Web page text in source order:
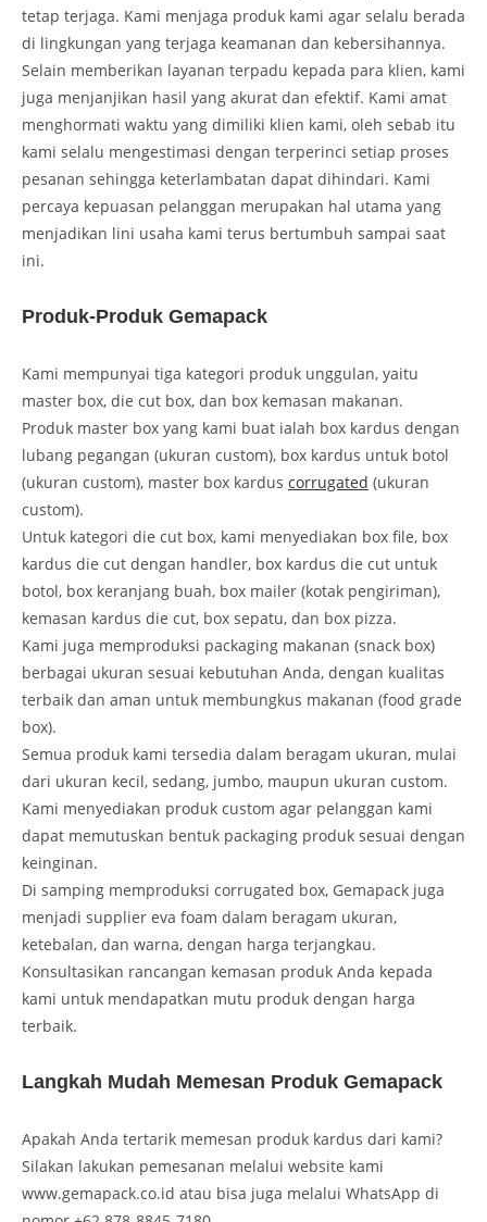
tetap terjaga. Kami menjaga produk kami agar selalu berada
di lingkungan yang terjaga keamanan dan kebersihannya.
Selain memberikan layanan terpadu kepada para klien, kami
juga menjanjikan hasil yang akurat dan efektif. Kami amat
menghormati waktu yang dimiliki klien kami, oleh sebab itu
kami selalu mengestimasi dengan terperinci setiap proses
pesanan sehingga keterlambatan dapat dihindari. Kami
percaya kepuasan pelanggan merupakan hal utama yang
menjadikan lini usaha kami terus bertumbuh sampai saat
ini.
Produk-Produk Gemapack
Kami mempunyai tiga kategori produk unggulan, yaitu
master box, die cut box, dan box kemasan makanan.
Produk master box yang kami buat ialah box kardus dengan
lubang pegangan (ukuran custom), box kardus untuk botol
(ukuran custom), master box kardus corrugated (ukuran
custom).
Untuk kategori die cut box, kami menyediakan box file, box
kardus die cut dengan handler, box kardus die cut untuk
botol, box keranjang buah, box mailer (kotak pengiriman),
kemasan kardus die cut, box sepatu, dan box pizza.
Kami juga memproduksi packaging makanan (snack box)
berbagai ukuran sesuai kebutuhan Anda, dengan kualitas
terbaik dan aman untuk membungkus makanan (food grade
box).
Semua produk kami tersedia dalam beragam ukuran, mulai
dari ukuran kecil, sedang, jumbo, maupun ukuran custom.
Kami menyediakan produk custom agar pelanggan kami
dapat memutuskan bentuk packaging produk sesuai dengan
keinginan.
Di samping memproduksi corrugated box, Gemapack juga
menjadi supplier eva foam dalam beragam ukuran,
ketebalan, dan warna, dengan harga terjangkau.
Konsultasikan rancangan kemasan produk Anda kepada
kami untuk mendapatkan mutu produk dengan harga
terbaik.
Langkah Mudah Memesan Produk Gemapack
Apakah Anda tertarik memesan produk kardus dari kami?
Silakan lakukan pemesanan melalui website kami
www.gemapack.co.id atau bisa juga melalui WhatsApp di